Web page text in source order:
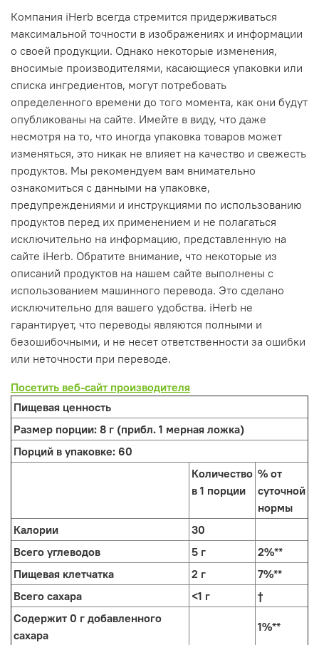
Компания iHerb всегда стремится придерживаться
максимальной точности в изображениях и информации
о своей продукции. Однако некоторые изменения,
вносимые производителями, касающиеся упаковки или
списка ингредиентов, могут потребовать
определенного времени до того момента, как они будут
опубликованы на сайте. Имейте в виду, что даже
несмотря на то, что иногда упаковка товаров может
изменяться, это никак не влияет на качество и свежесть
продуктов. Мы рекомендуем вам внимательно
ознакомиться с данными на упаковке,
предупреждениями и инструкциями по использованию
продуктов перед их применением и не полагаться
исключительно на информацию, представленную на
сайте iHerb. Обратите внимание, что некоторые из
описаний продуктов на нашем сайте выполнены с
использованием машинного перевода. Это сделано
исключительно для вашего удобства. iHerb не
гарантирует, что переводы являются полными и
безошибочными, и не несет ответственности за ошибки
или неточности при переводе.
Посетить веб-сайт производителя
Пищевая ценность
Размер порции: 8 г (прибл. 1 мерная ложка)
Порций в упаковке: 60
Количество
в 1 порции
% от
суточной
нормы
Калории
30
Всего углеводов
5 г
2%**
Пищевая клетчатка
2 г
7%**
Всего сахара
<1 г
†
Содержит 0 г добавленного
сахара
1%**